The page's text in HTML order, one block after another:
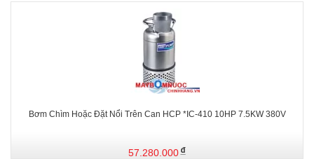
Bơm Chìm Hoặc Đặt Nổi Trên Can HCP *IC-410 10HP 7.5KW 380V
57.280.000